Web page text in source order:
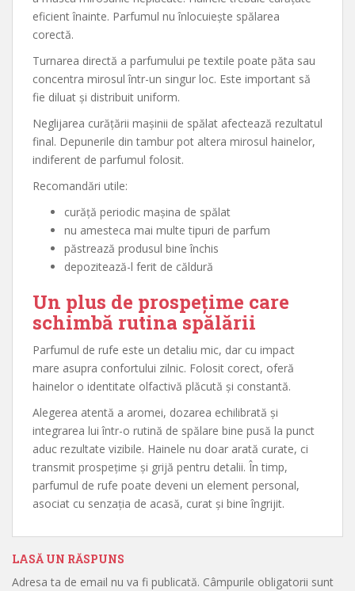
eficient înainte. Parfumul nu înlocuiește spălarea
corectă.
Turnarea directă a parfumului pe textile poate păta sau
concentra mirosul într-un singur loc. Este important să
fie diluat și distribuit uniform.
Neglijarea curățării mașinii de spălat afectează rezultatul
final. Depunerile din tambur pot altera mirosul hainelor,
indiferent de parfumul folosit.
Recomandări utile:
curăță periodic mașina de spălat
nu amesteca mai multe tipuri de parfum
păstrează produsul bine închis
depozitează-l ferit de căldură
Un plus de prospețime care
schimbă rutina spălării
Parfumul de rufe este un detaliu mic, dar cu impact
mare asupra confortului zilnic. Folosit corect, oferă
hainelor o identitate olfactivă plăcută și constantă.
Alegerea atentă a aromei, dozarea echilibrată și
integrarea lui într-o rutină de spălare bine pusă la punct
aduc rezultate vizibile. Hainele nu doar arată curate, ci
transmit prospețime și grijă pentru detalii. În timp,
parfumul de rufe poate deveni un element personal,
asociat cu senzația de acasă, curat și bine îngrijit.
LASĂ UN RĂSPUNS
Adresa ta de email nu va fi publicată. Câmpurile obligatorii sunt